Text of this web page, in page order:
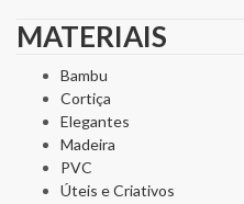
MATERIAIS
Bambu
Cortiça
Elegantes
Madeira
PVC
Úteis e Criativos